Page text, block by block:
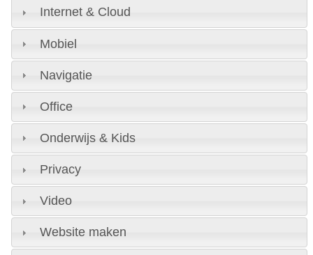
Internet & Cloud
Mobiel
Navigatie
Office
Onderwijs & Kids
Privacy
Video
Website maken